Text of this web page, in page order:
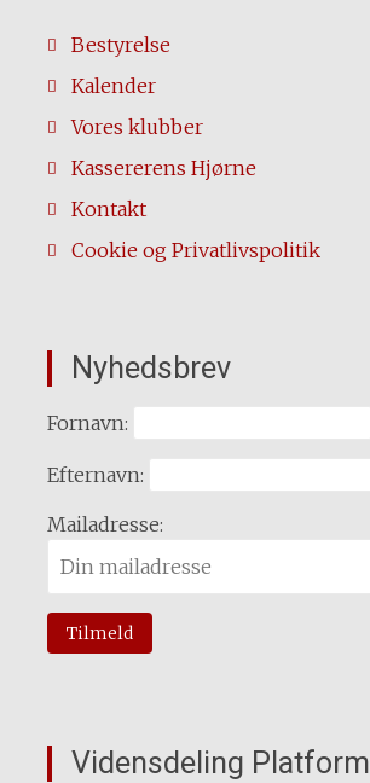
Bestyrelse
Kalender
Vores klubber
Kassererens Hjørne
Kontakt
Cookie og Privatlivspolitik
Nyhedsbrev
Fornavn:
Efternavn:
Mailadresse:
Vidensdeling Platform